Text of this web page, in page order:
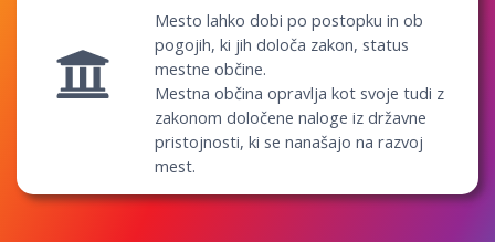
Mesto lahko dobi po postopku in ob
pogojih, ki jih določa zakon, status
mestne občine.
Mestna občina opravlja kot svoje tudi z
zakonom določene naloge iz državne
pristojnosti, ki se nanašajo na razvoj
mest.